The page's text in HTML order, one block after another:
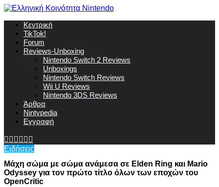
Κεντρική
TikTok!
Forum
Reviews-Unboxing
Nintendo Switch 2 Reviews
Unboxings
Nintendo Switch Reviews
Wii U Reviews
Nintendo 3DS Reviews
Άρθρα
Nintypedia
Εγγραφή
Ειδήσεις
Μάχη σώμα με σώμα ανάμεσα σε Elden Ring και Mario
Odyssey για τον πρώτο τίτλο όλων των εποχών του
OpenCritic